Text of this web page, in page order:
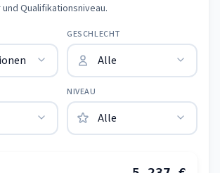
Qualifikationsniveau.
GESCHLECHT
NIVEAU